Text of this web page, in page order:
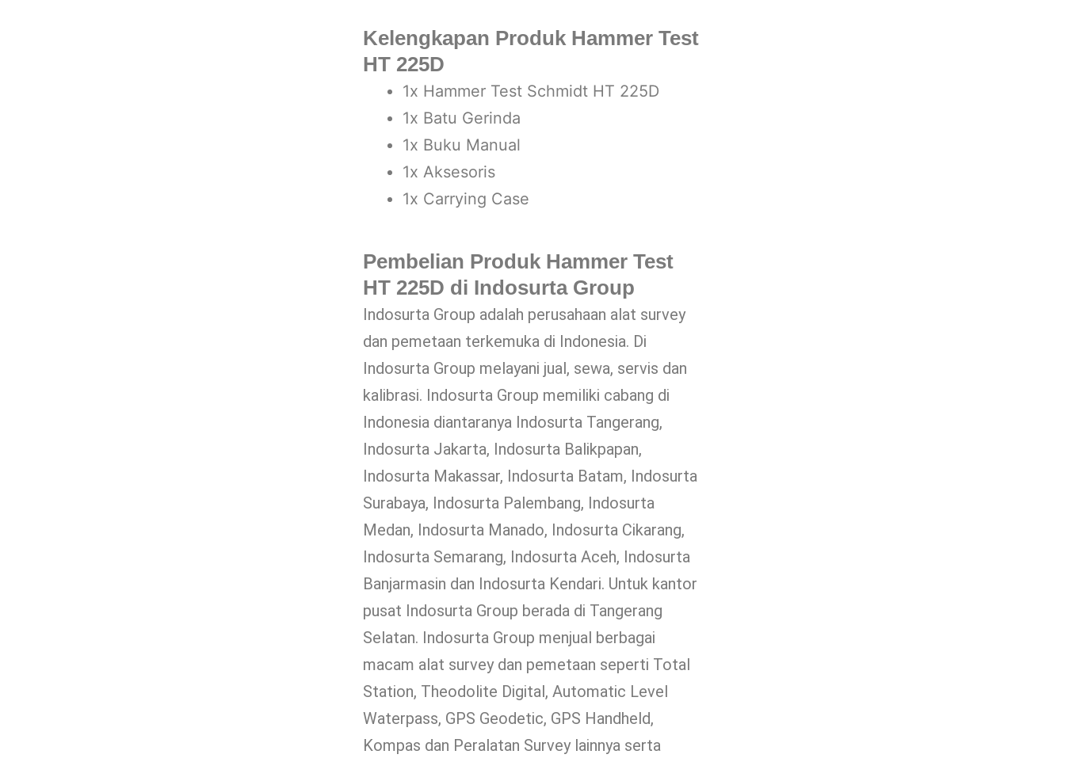
Kelengkapan Produk Hammer Test
HT 225D
1x Hammer Test Schmidt HT 225D
1x Batu Gerinda
1x Buku Manual
1x Aksesoris
1x Carrying Case
Pembelian Produk Hammer Test
HT 225D di Indosurta Group
Indosurta Group adalah perusahaan alat survey
dan pemetaan terkemuka di Indonesia. Di
Indosurta Group melayani jual, sewa, servis dan
kalibrasi. Indosurta Group memiliki cabang di
Indonesia diantaranya Indosurta Tangerang,
Indosurta Jakarta, Indosurta Balikpapan,
Indosurta Makassar, Indosurta Batam, Indosurta
Surabaya, Indosurta Palembang, Indosurta
Medan, Indosurta Manado, Indosurta Cikarang,
Indosurta Semarang, Indosurta Aceh, Indosurta
Banjarmasin dan Indosurta Kendari. Untuk kantor
pusat Indosurta Group berada di Tangerang
Selatan. Indosurta Group menjual berbagai
macam alat survey dan pemetaan seperti Total
Station, Theodolite Digital, Automatic Level
Waterpass, GPS Geodetic, GPS Handheld,
Kompas dan Peralatan Survey lainnya serta